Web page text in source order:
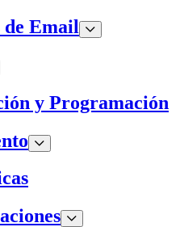
de Email
y Programación